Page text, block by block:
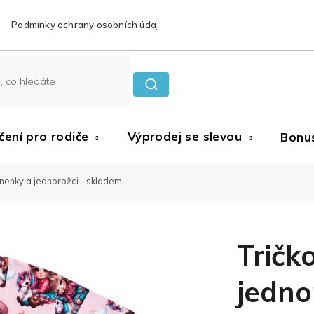
Podmínky ochrany osobních údajů
pro rodiče Výprodej se slevou
a jednorožci - skladem